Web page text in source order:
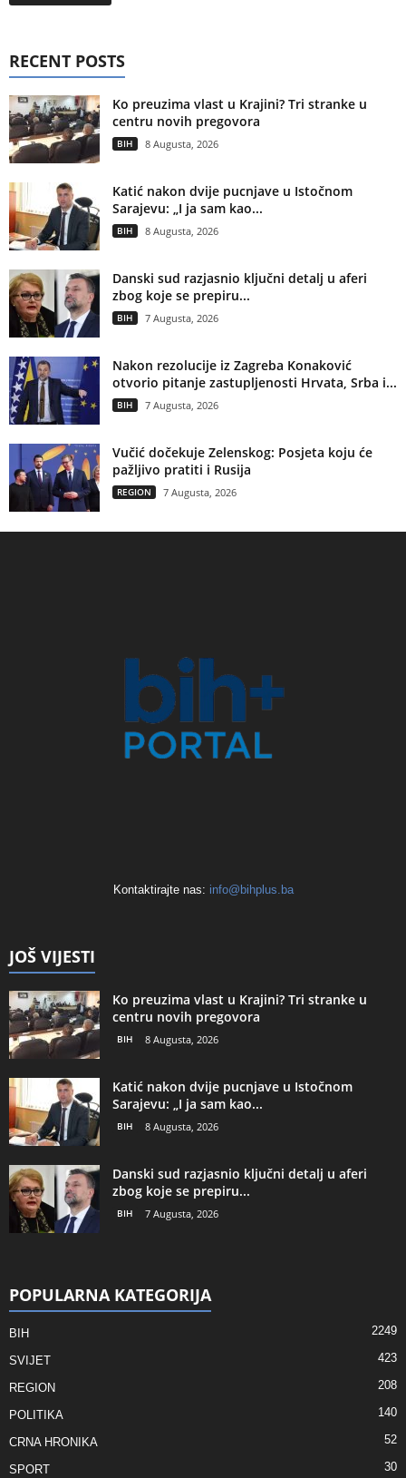
RECENT POSTS
Ko preuzima vlast u Krajini? Tri stranke u
centru novih pregovora
BIH 8 Augusta, 2026
Katić nakon dvije pucnjave u Istočnom
Sarajevu: „I ja sam kao...
BIH 8 Augusta, 2026
Danski sud razjasnio ključni detalj u aferi
zbog koje se prepiru...
BIH 7 Augusta, 2026
Nakon rezolucije iz Zagreba Konaković
otvorio pitanje zastupljenosti Hrvata, Srba i...
BIH 7 Augusta, 2026
Vučić dočekuje Zelenskog: Posjeta koju će
pažljivo pratiti i Rusija
REGION 7 Augusta, 2026
Kontaktirajte nas: info@bihplus.ba
JOŠ VIJESTI
Ko preuzima vlast u Krajini? Tri stranke u
centru novih pregovora
BIH 8 Augusta, 2026
Katić nakon dvije pucnjave u Istočnom
Sarajevu: „I ja sam kao...
BIH 8 Augusta, 2026
Danski sud razjasnio ključni detalj u aferi
zbog koje se prepiru...
BIH 7 Augusta, 2026
POPULARNA KATEGORIJA
BIH 2249
SVIJET 423
REGION 208
POLITIKA 140
CRNA HRONIKA 52
SPORT 30